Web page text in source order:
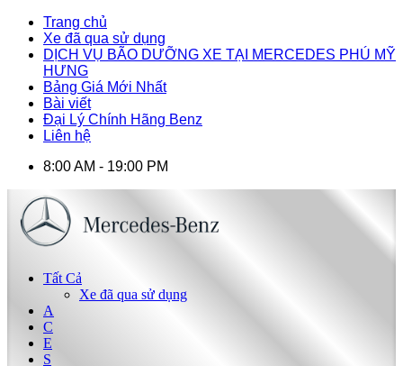
Trang chủ
Xe đã qua sử dụng
DỊCH VỤ BÃO DƯỠNG XE TẠI MERCEDES PHÚ MỸ
HƯNG
Bảng Giá Mới Nhất
Bài viết
Đại Lý Chính Hãng Benz
Liên hệ
8:00 AM - 19:00 PM
Tất Cả
Xe đã qua sử dụng
A
C
E
S